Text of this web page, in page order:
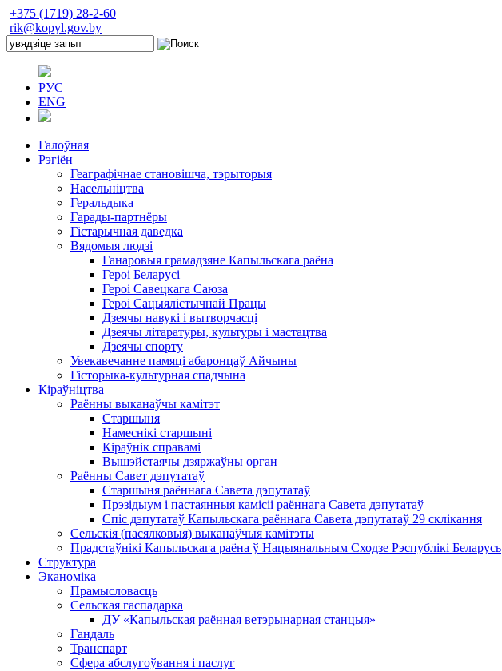
+375 (1719) 28-2-60
rik@kopyl.gov.by
РУС
ENG
Галоўная
Рэгіён
Геаграфічнае становішча, тэрыторыя
Насельніцтва
Геральдыка
Гарады-партнёры
Гістарычная даведка
Вядомыя людзі
Ганаровыя грамадзяне Капыльскага раёна
Героі Беларусі
Героі Савецкага Саюза
Героі Сацыялістычнай Працы
Дзеячы навукі і вытворчасці
Дзеячы літаратуры, культуры і мастацтва
Дзеячы спорту
Увекавечанне памяці абаронцаў Айчыны
Гісторыка-культурная спадчына
Кіраўніцтва
Раённы выканаўчы камітэт
Старшыня
Намеснікі старшыні
Кіраўнік справамі
Вышэйстаячы дзяржаўны орган
Раённы Савет дэпутатаў
Старшыня раённага Савета дэпутатаў
Прэзідыум і пастаянныя камісіі раённага Савета дэпутатаў
Спіс дэпутатаў Капыльскага раённага Савета дэпутатаў 29 склікання
Сельскія (пасялковыя) выканаўчыя камітэты
Прадстаўнікі Капыльскага раёна ў Нацыянальным Сходзе Рэспублікі Беларусь
Структура
Эканоміка
Прамысловасць
Сельская гаспадарка
ДУ «Капыльская раённая ветэрынарная станцыя»
Гандаль
Транспарт
Сфера абслугоўвання і паслуг